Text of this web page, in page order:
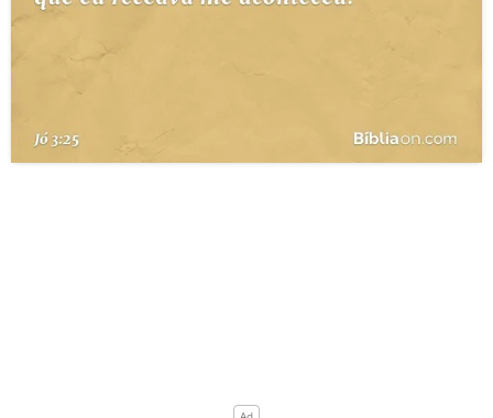
ESBOÇOS DE PREGAÇÃO
PERGUNTE À BÍBLIA